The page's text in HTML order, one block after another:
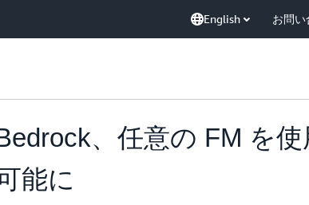
English お問い
、任意の FM を
能に